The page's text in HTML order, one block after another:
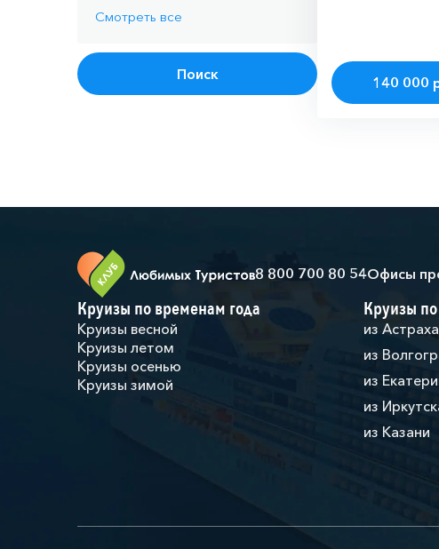
Смотреть все
Поиск 140 000
8 800 700 80 54Офисы
Круизы по временам года
Круизы весной
Круизы летом
Круизы осенью
Круизы зимой
Круизы
из
из
из
из
из Казани